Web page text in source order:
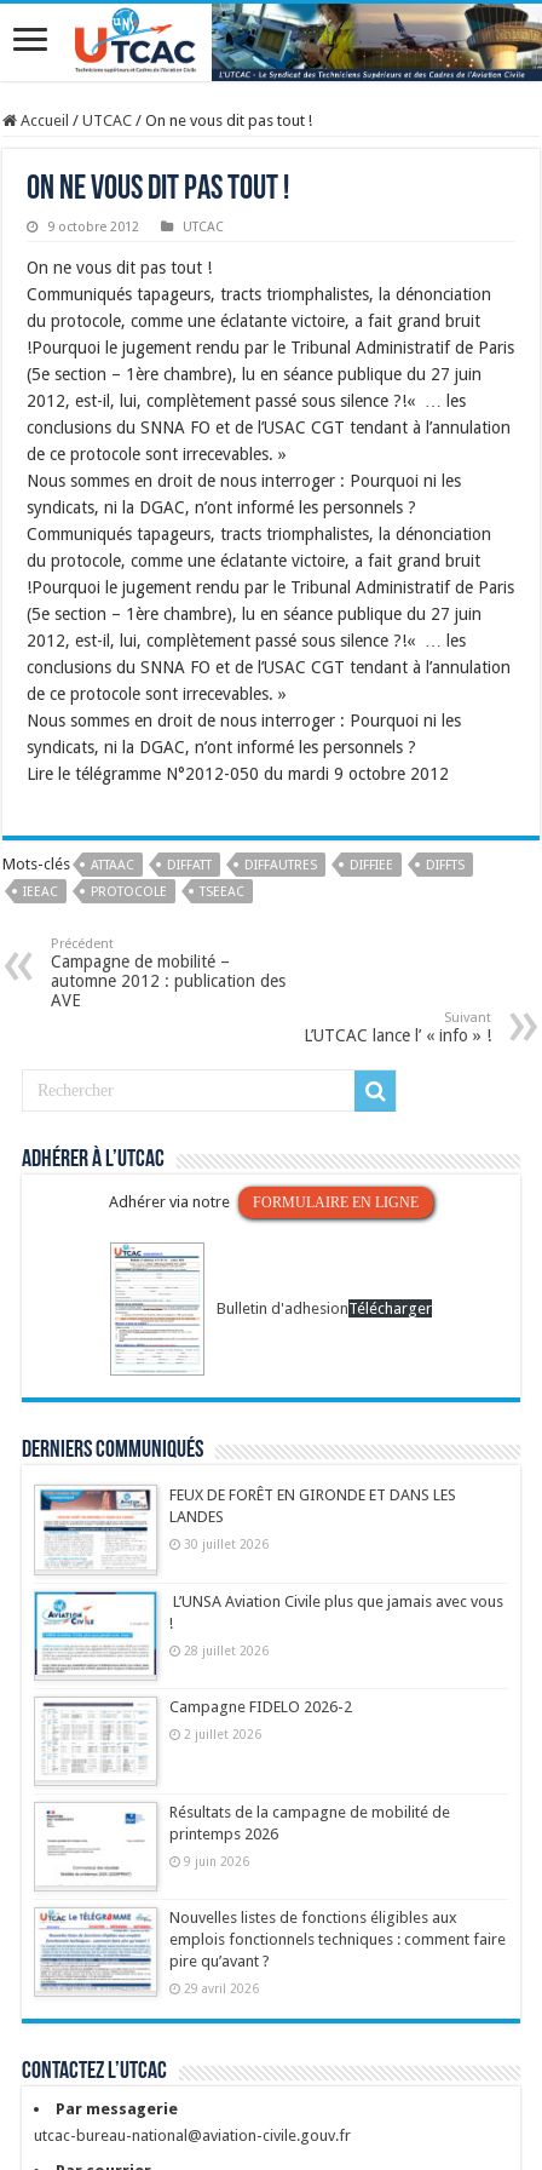
Accueil / UTCAC / On ne vous dit pas tout !
On ne vous dit pas tout !
9 octobre 2012 UTCAC
On ne vous dit pas tout !
Communiqués tapageurs, tracts triomphalistes, la dénonciation
du protocole, comme une éclatante victoire, a fait grand bruit
!Pourquoi le jugement rendu par le Tribunal Administratif de Paris
(5e section – 1ère chambre), lu en séance publique du 27 juin
2012, est-il, lui, complètement passé sous silence ?!« … les
conclusions du SNNA FO et de l’USAC CGT tendant à l’annulation
de ce protocole sont irrecevables. »
Nous sommes en droit de nous interroger : Pourquoi ni les
syndicats, ni la DGAC, n’ont informé les personnels ?
Communiqués tapageurs, tracts triomphalistes, la dénonciation
du protocole, comme une éclatante victoire, a fait grand bruit
!Pourquoi le jugement rendu par le Tribunal Administratif de Paris
(5e section – 1ère chambre), lu en séance publique du 27 juin
2012, est-il, lui, complètement passé sous silence ?!« … les
conclusions du SNNA FO et de l’USAC CGT tendant à l’annulation
de ce protocole sont irrecevables. »
Nous sommes en droit de nous interroger : Pourquoi ni les
syndicats, ni la DGAC, n’ont informé les personnels ?
Lire le télégramme N°2012-050 du mardi 9 octobre 2012
Mots-clés ATTAAC DIFFATT DIFFAUTRES DIFFIEE
DIFFTS
IEEAC
PROTOCOLE TSEEAC
Précédent
Campagne de mobilité –
automne 2012 : publication des
AVE
Suivant
L’UTCAC lance l’ « info » !
Adhérer à l’UTCAC
Adhérer via notre FORMULAIRE EN LIGNE
Bulletin d'adhesionTélécharger
Derniers communiqués
FEUX DE FORÊT EN GIRONDE ET DANS LES
LANDES
30 juillet 2026
L’UNSA Aviation Civile plus que jamais avec vous
!
28 juillet 2026
Campagne FIDELO 2026-2
2 juillet 2026
Résultats de la campagne de mobilité de
printemps 2026
9 juin 2026
Nouvelles listes de fonctions éligibles aux
emplois fonctionnels techniques : comment faire
pire qu’avant ?
29 avril 2026
Contactez l’UTCAC
Par messagerie
utcac-bureau-national@aviation-civile.gouv.fr